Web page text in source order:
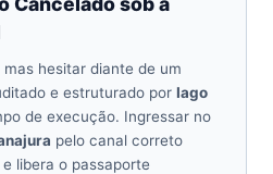
hesitar diante de um
e estruturado por Iago
de execução. Ingressar no
pelo canal correto
libera o passaporte